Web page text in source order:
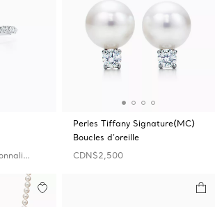
Perles Tiffany Signature(MC)
Boucles d’oreille
CDN$2,500